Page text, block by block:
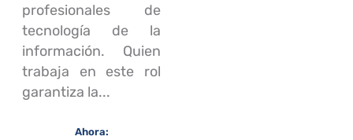
profesionales de
tecnología de la
información. Quien
trabaja en este rol
garantiza la...